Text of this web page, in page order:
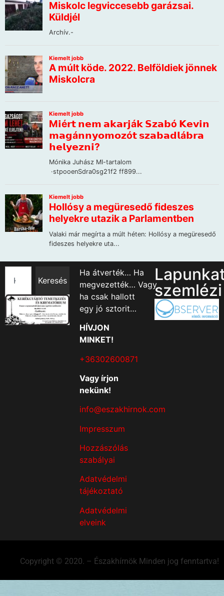
Keresés
Ha átverték… Ha
megvezették… Vagy
ha csak hallott
egy jó sztorit…
HÍVJON
MINKET!
+36302600871
Vagy írjon
nekünk!
info@eszakhirnok.com
Impresszum
Hozzászólás
szabályai
Adatvédelmi
tájékoztató
Adatvédelmi
elveink
szemlézi
Copyright © 2020. – Északhírnök Minden jog fenntartva!